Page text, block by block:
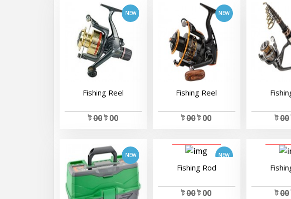
Fishing Reel
ট00ট 00
Fishing Reel
ট00ট 00 ট00
Fishing Rod
ট00ট 00 ট00